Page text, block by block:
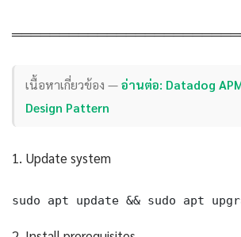
เนื้อหาเกี่ยวข้อง —อ่านต่อ: Datadog
Design Pattern
1. Update system
sudo apt update && sudo apt